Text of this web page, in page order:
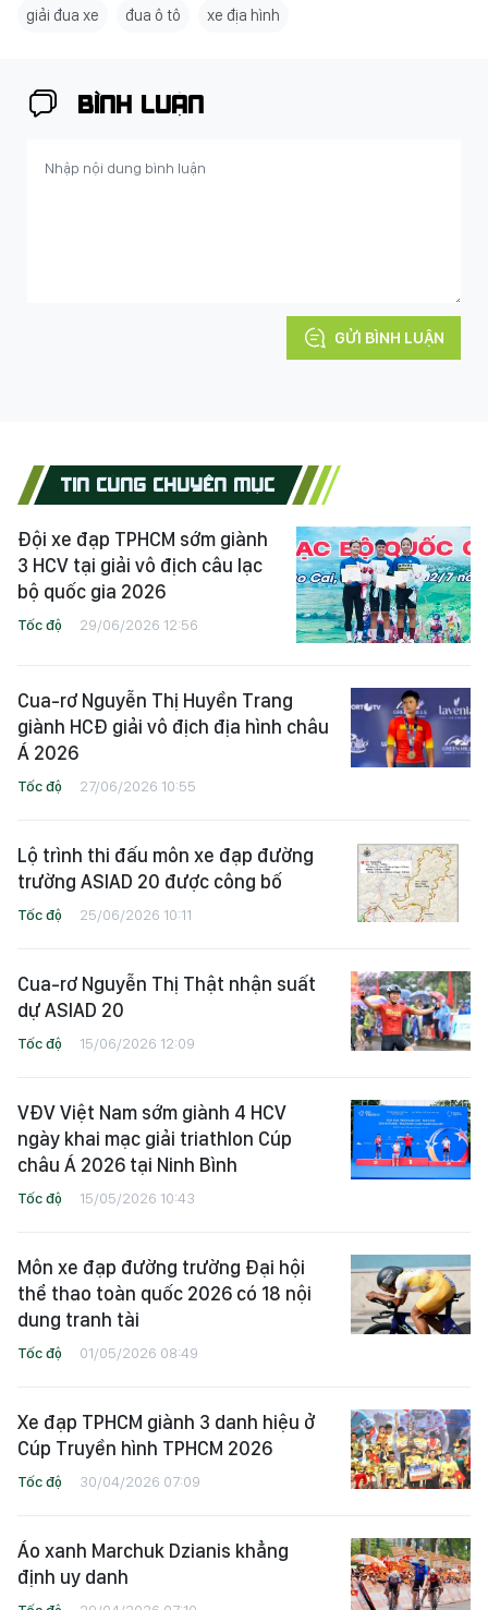
giải đua xe đua ô tô xe địa hình
BÌNH LUẬN
GỬI BÌNH LUẬN
TIN CÙNG CHUYÊN MỤC
Đội xe đạp TPHCM sớm giành
3 HCV tại giải vô địch câu lạc
bộ quốc gia 2026
Tốc độ 29/06/2026 12:56
Cua-rơ Nguyễn Thị Huyền Trang
giành HCĐ giải vô địch địa hình châu
Á 2026
Tốc độ 27/06/2026 10:55
Lộ trình thi đấu môn xe đạp đường
trường ASIAD 20 được công bố
Tốc độ 25/06/2026 10:11
Cua-rơ Nguyễn Thị Thật nhận suất
dự ASIAD 20
Tốc độ 15/06/2026 12:09
VĐV Việt Nam sớm giành 4 HCV
ngày khai mạc giải triathlon Cúp
châu Á 2026 tại Ninh Bình
Tốc độ 15/05/2026 10:43
Môn xe đạp đường trường Đại hội
thể thao toàn quốc 2026 có 18 nội
dung tranh tài
Tốc độ 01/05/2026 08:49
Xe đạp TPHCM giành 3 danh hiệu ở
Cúp Truyền hình TPHCM 2026
Tốc độ 30/04/2026 07:09
Áo xanh Marchuk Dzianis khẳng
định uy danh